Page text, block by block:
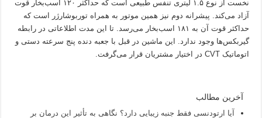
نخست از نوع ۱.۵ لیتری تنفس طبیعی است که حداکثر ۱۲۰ اسب‌بخار قوت
آزاد می‌کند. پیشرانه دوم نیز همین موتور به همراه توربوشارژر است که
حداکثر قوت آن به ۱۸۱ اسب‌بخار می‌رسد. تا این مدت اطلاعاتی در رابطه
گیربکس‌ها وجود ندارد. این ماشین در قبل با جعبه دنده پنج سرعته دستی و
اتوماتیک CVT در اختیار مشتریان قرار می‌گرفت.
آخرین مطالب
آیا ارتودنسی فقط جنبه زیبایی دارد؟ نگاهی به تأثیر این درمان بر